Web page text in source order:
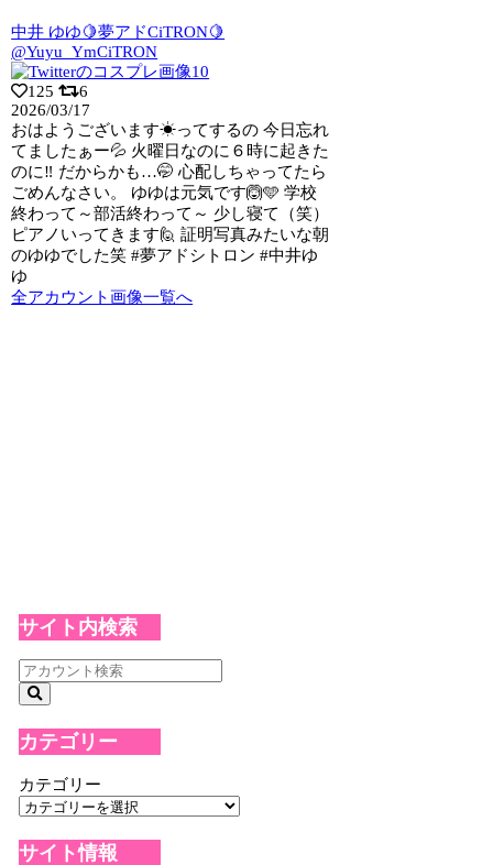
中井 ゆゆ🍋夢アドCiTRON🍋
@Yuyu_YmCiTRON
125
6
2026/03/17
おはようございます☀ってするの 今日忘れ
てましたぁー💦 火曜日なのに６時に起きた
のに‼️ だからかも…🤭 心配しちゃってたら
ごめんなさい。 ゆゆは元気です🙆🩵 学校
終わって～部活終わって～ 少し寝て（笑）
ピアノいってきます🙋 証明写真みたいな朝
のゆゆでした笑 #夢アドシトロン #中井ゆ
ゆ
全アカウント画像一覧へ
サイト内検索
カテゴリー
カテゴリー
サイト情報